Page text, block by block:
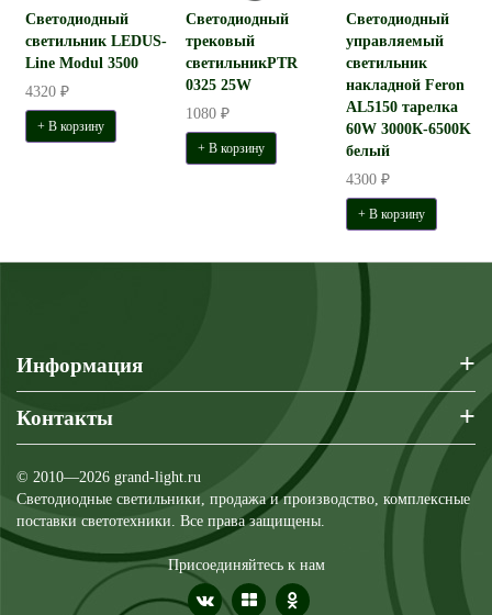
Светодиодный
светильник LEDUS-
Line Modul 3500
4320 ₽
+ В корзину
Светодиодный
трековый
светильникPTR
0325 25W
1080 ₽
+ В корзину
Светодиодный
управляемый
светильник
накладной Feron
AL5150 тарелка
60W 3000К-6500K
белый
4300 ₽
+ В корзину
Информация +
Контакты +
© 2010—2026 grand-light.ru
Светодиодные светильники, продажа и производство, комплексные
поставки светотехники. Все права защищены.
Присоединяйтесь к нам